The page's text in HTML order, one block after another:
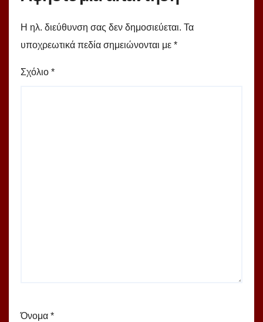
Η ηλ. διεύθυνση σας δεν δημοσιεύεται. Τα
υποχρεωτικά πεδία σημειώνονται με *
Σχόλιο *
Όνομα *